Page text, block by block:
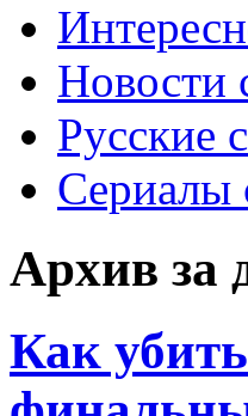
Новости
Русские
Сериалы
Архив за
Как